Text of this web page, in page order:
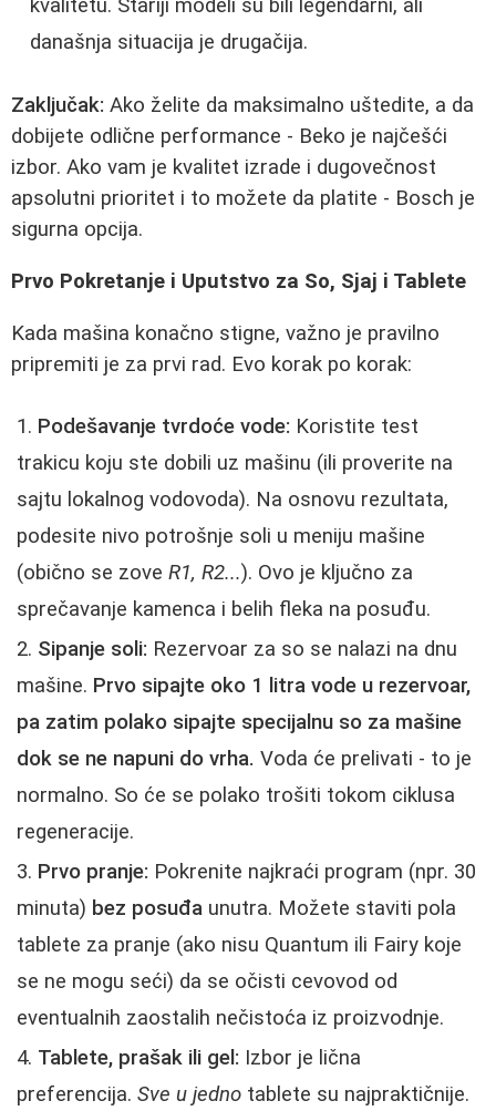
kvalitetu. Stariji modeli su bili legendarni, ali
današnja situacija je drugačija.
Zaključak: Ako želite da maksimalno uštedite, a da
dobijete odlične performance - Beko je najčešći
izbor. Ako vam je kvalitet izrade i dugovečnost
apsolutni prioritet i to možete da platite - Bosch je
sigurna opcija.
Prvo Pokretanje i Uputstvo za So, Sjaj i Tablete
Kada mašina konačno stigne, važno je pravilno
pripremiti je za prvi rad. Evo korak po korak:
Podešavanje tvrdoće vode: Koristite test
trakicu koju ste dobili uz mašinu (ili proverite na
sajtu lokalnog vodovoda). Na osnovu rezultata,
podesite nivo potrošnje soli u meniju mašine
(obično se zove R1, R2...). Ovo je ključno za
sprečavanje kamenca i belih fleka na posuđu.
Sipanje soli: Rezervoar za so se nalazi na dnu
mašine. Prvo sipajte oko 1 litra vode u rezervoar,
pa zatim polako sipajte specijalnu so za mašine
dok se ne napuni do vrha. Voda će prelivati - to je
normalno. So će se polako trošiti tokom ciklusa
regeneracije.
Prvo pranje: Pokrenite najkraći program (npr. 30
minuta) bez posuđa unutra. Možete staviti pola
tablete za pranje (ako nisu Quantum ili Fairy koje
se ne mogu seći) da se očisti cevovod od
eventualnih zaostalih nečistoća iz proizvodnje.
Tablete, prašak ili gel: Izbor je lična
preferencija. Sve u jedno tablete su najpraktičnije.